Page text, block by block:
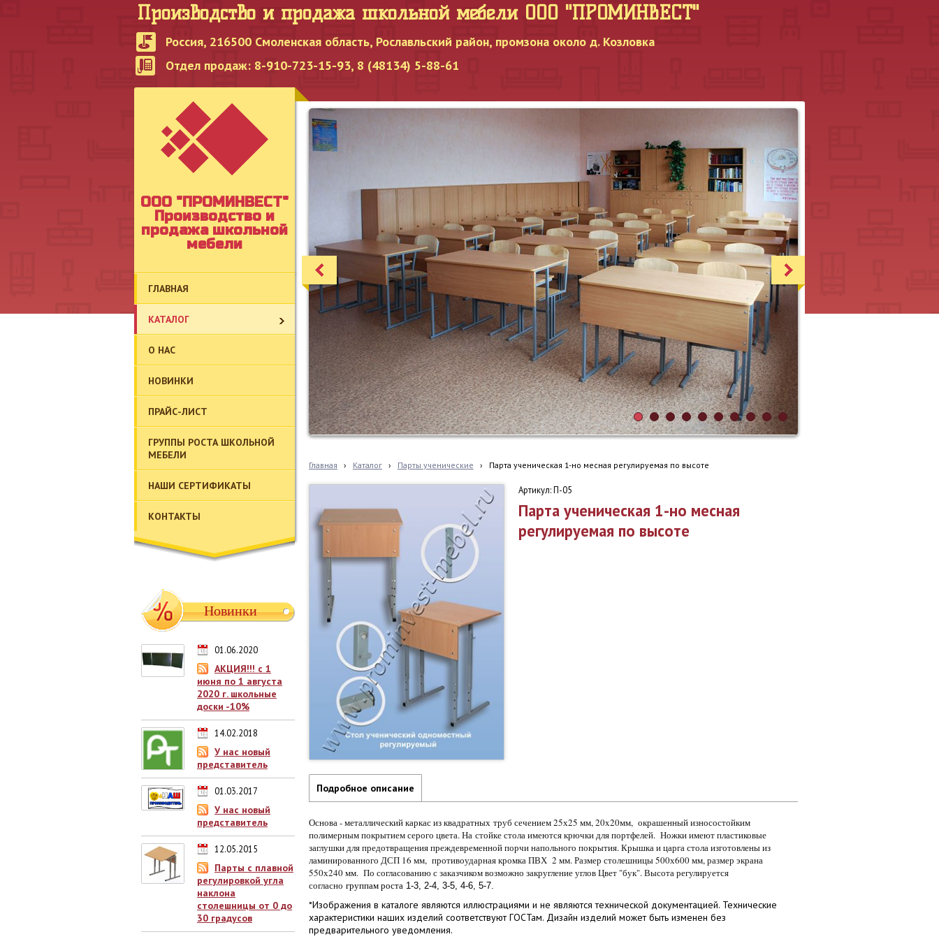
Россия, 216500 Смоленская область, Рославльский район, промзона около д. Козловка
Отдел продаж: 8-910-723-15-93, 8 (48134) 5-88-61
Производство и продажа школьной мебели OOO "ПРОМИНВЕСТ"
OOO "ПРОМИНВЕСТ"
Производство и
продажа школьной
мебели
ГЛАВНАЯ
КАТАЛОГ
О НАС
НОВИНКИ
ПРАЙС-ЛИСТ
ГРУППЫ РОСТА ШКОЛЬНОЙ
МЕБЕЛИ
НАШИ СЕРТИФИКАТЫ
КОНТАКТЫ
Новинки
01.06.2020
АКЦИЯ!!! с 1
июня по 1 августа
2020 г. школьные
доски -10%
14.02.2018
У нас новый
представитель
01.03.2017
У нас новый
представитель
12.05.2015
Парты с плавной
регулировкой угла
наклона
столешницы от 0 до
30 градусов
Главная › Каталог › Парты ученические › Парта ученическая 1-но месная регулируемая по высоте
Артикул: П-05
Парта ученическая 1-но месная
регулируемая по высоте
Подробное описание
Основа - металлический каркас из квадратных труб сечением 25х25 мм, 20x20мм, окрашенный износостойким
полимерным покрытием серого цвета. На стойке стола имеются крючки для портфелей. Ножки имеют пластиковые
заглушки для предотвращения преждевременной порчи напольного покрытия. Крышка и царга стола изготовлены из
ламинированного ДСП 16 мм, противоударная кромка ПВХ 2 мм. Размер столешницы 500х600 мм, размер экрана
550х240 мм. По согласованию с заказчиком возможно закругление углов Цвет "бук". Высота регулируется
согласно группам роста 1-3, 2-4, 3-5, 4-6, 5-7.
*Изображения в каталоге являются иллюстрациями и не являются технической документацией. Технические
характеристики наших изделий соответствуют ГОСТам. Дизайн изделий может быть изменен без
предварительного уведомления.